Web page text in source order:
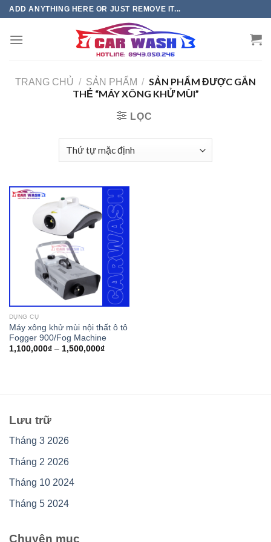
Chuyển
phần
ADD ANYTHING HERE OR JUST REMOVE IT...
TRANG CHỦ / SẢN PHẨM / SẢN PHẨM ĐƯỢC GẮN
THẺ “MÁY XÔNG KHỬ MÙI”
LỌC
DỤNG CỤ
Máy xông khử mùi nội thất ô tô
Fogger 900/Fog Machine
1,100,000₫– 1,500,000₫
Lưu trữ
Tháng 3 2026
Tháng 2 2026
Tháng 10 2024
Tháng 5 2024
Chuyên mục